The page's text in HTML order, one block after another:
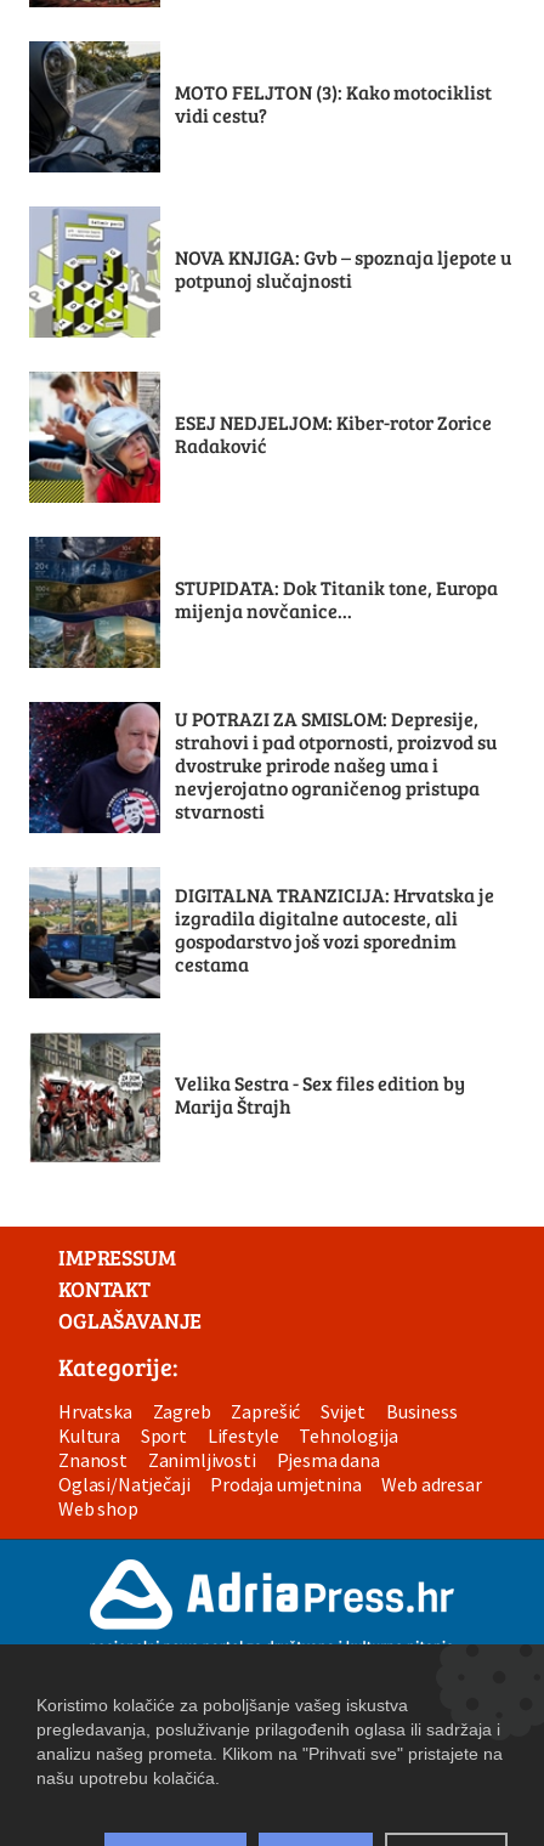
MOTO FELJTON (3): Kako motociklist
vidi cestu?
NOVA KNJIGA: Gvb – spoznaja ljepote u
potpunoj slučajnosti
ESEJ NEDJELJOM: Kiber-rotor Zorice
Radaković
STUPIDATA: Dok Titanik tone, Europa
mijenja novčanice...
U POTRAZI ZA SMISLOM: Depresije,
strahovi i pad otpornosti, proizvod su
dvostruke prirode našeg uma i
nevjerojatno ograničenog pristupa
stvarnosti
DIGITALNA TRANZICIJA: Hrvatska je
izgradila digitalne autoceste, ali
gospodarstvo još vozi sporednim
cestama
Velika Sestra - Sex files edition by
Marija Štrajh
IMPRESSUM
KONTAKT
OGLAŠAVANJE
Kategorije:
Hrvatska Zagreb Zaprešić Svijet
Business
Kultura
Sport Lifestyle
Tehnologija
Znanost
Zanimljivosti
Pjesma dana
Oglasi/Natječaji
Prodaja umjetnina
Web adresar
Web shop
Postavke kolačića
Copyright 2026. AdriaPress.hr